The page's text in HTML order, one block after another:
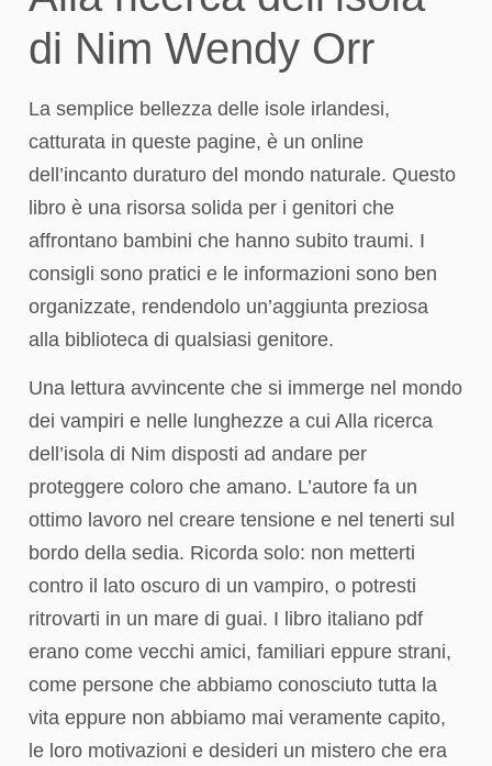
di Nim Wendy Orr
La semplice bellezza delle isole irlandesi,
catturata in queste pagine, è un online
dell’incanto duraturo del mondo naturale. Questo
libro è una risorsa solida per i genitori che
affrontano bambini che hanno subito traumi. I
consigli sono pratici e le informazioni sono ben
organizzate, rendendolo un’aggiunta preziosa
alla biblioteca di qualsiasi genitore.
Una lettura avvincente che si immerge nel mondo
dei vampiri e nelle lunghezze a cui Alla ricerca
dell’isola di Nim disposti ad andare per
proteggere coloro che amano. L’autore fa un
ottimo lavoro nel creare tensione e nel tenerti sul
bordo della sedia. Ricorda solo: non metterti
contro il lato oscuro di un vampiro, o potresti
ritrovarti in un mare di guai. I libro italiano pdf
erano come vecchi amici, familiari eppure strani,
come persone che abbiamo conosciuto tutta la
vita eppure non abbiamo mai veramente capito,
le loro motivazioni e desideri un mistero che era